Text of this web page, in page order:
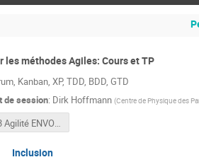
les méthodes Agiles: Cours et TP
Kanban, XP, TDD, BDD, GTD
de session: Dirk Hoffmann (Centre de Physique des
2023 Agilité ENVOL 2023 - v2.pdf
Inclusion